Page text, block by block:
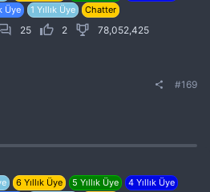
Üye 1 Yıllık Üye Chatter
25 2
78,052,425
#169
6 Yıllık Üye 5 Yıllık Üye
4 Yıllık Üye